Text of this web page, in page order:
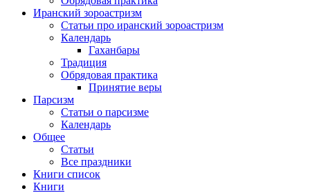
Иранский зороастризм
Статьи про иранский зороастризм
Календарь
Гаханбары
Традиция
Обрядовая практика
Принятие веры
Парсизм
Статьи о парсизме
Календарь
Общее
Статьи
Все праздники
Книги список
Книги